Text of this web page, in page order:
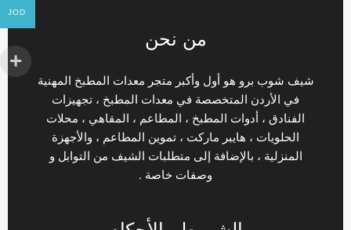
من نحن
شيف شوب برو هو أول وأكبر متجر معدات المطبخ المهنية
في الأردن المتخصصة في معدات المطبخ ، تجهيزات
الفنادق ، أدوات المطبخ ، المطاعم ، المقاهي ، محلات
الحلويات ، هايبر ماركت ، تموين المطاعم ، والأجهزة
المنزلية ، بالإضافة إلى متطلبات الشيف من التوابل و
وصفات خاصة .
JOD